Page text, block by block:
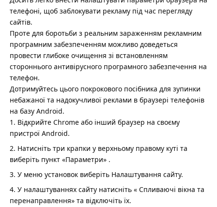
телефоні, щоб заблокувати рекламу під час перегляду
сайтів.
Проте для боротьби з реальним зараженням рекламним
програмним забезпеченням можливо доведеться
провести глибоке очищення зі встановленням
стороннього антивірусного програмного забезпечення на
телефон.
Дотримуйтесь цього покрокового посібника для зупинки
небажаної та надокучливої реклами в браузері телефонів
на базу Android.
Відкрийте Chrome або інший браузер на своєму
пристрої Android.
Натисніть три крапки у верхньому правому куті та
виберіть пункт «Параметри» .
У меню установок виберіть Налаштування сайту.
У налаштуваннях сайту натисніть « Спливаючі вікна та
перенаправлення» та відключіть їх.